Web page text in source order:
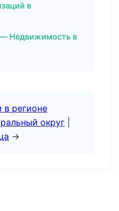
в
— Недвижимость в
в регионе
округ
→